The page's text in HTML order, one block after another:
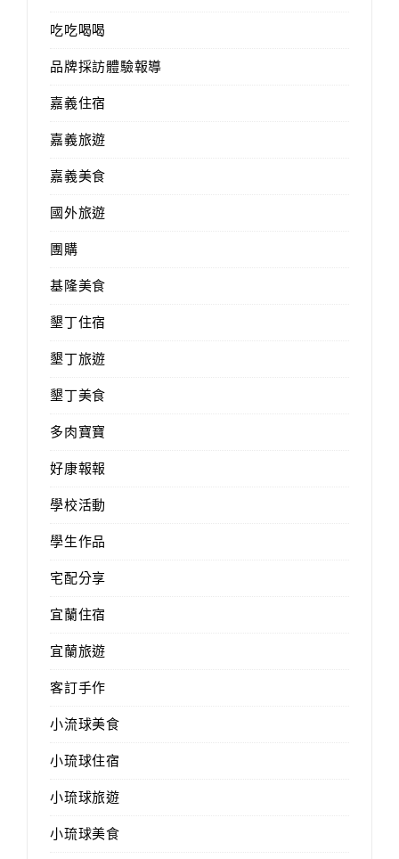
吃吃喝喝
品牌採訪體驗報導
嘉義住宿
嘉義旅遊
嘉義美食
國外旅遊
團購
基隆美食
墾丁住宿
墾丁旅遊
墾丁美食
多肉寶寶
好康報報
學校活動
學生作品
宅配分享
宜蘭住宿
宜蘭旅遊
客訂手作
小流球美食
小琉球住宿
小琉球旅遊
小琉球美食